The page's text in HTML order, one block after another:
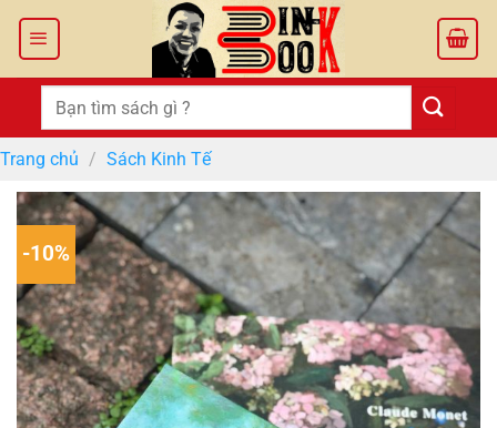
Tìm
kiếm:
Trang chủ / Sách Kinh Tế
-10%